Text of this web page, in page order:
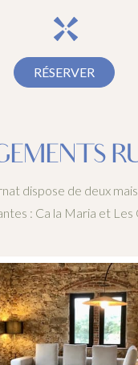
RÉSERVER
dispose de deux
: Ca la Maria et Les